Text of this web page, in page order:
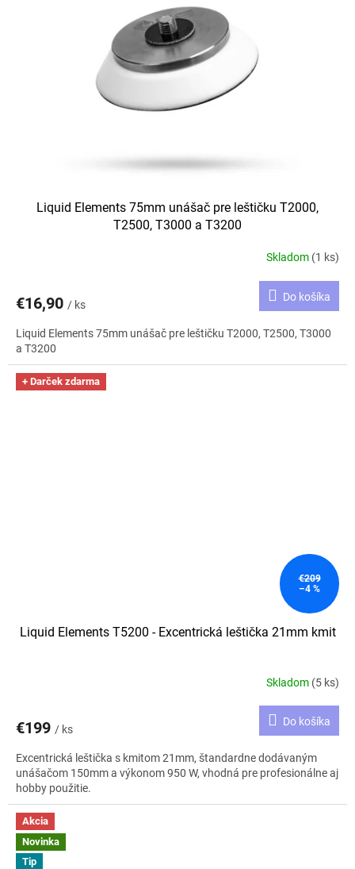
Liquid Elements 75mm unášač pre leštičku T2000,
T2500, T3000 a T3200
Skladom (1 ks)
€16,90 / ks
Do košíka
Liquid Elements 75mm unášač pre leštičku T2000, T2500, T3000
a T3200
+ Darček zdarma
€209
–4 %
Liquid Elements T5200 - Excentrická leštička 21mm kmit
Skladom (5 ks)
€199 / ks
Do košíka
Excentrická leštička s kmitom 21mm, štandardne dodávaným
unášačom 150mm a výkonom 950 W, vhodná pre profesionálne aj
hobby použitie.
Akcia
Novinka
Tip